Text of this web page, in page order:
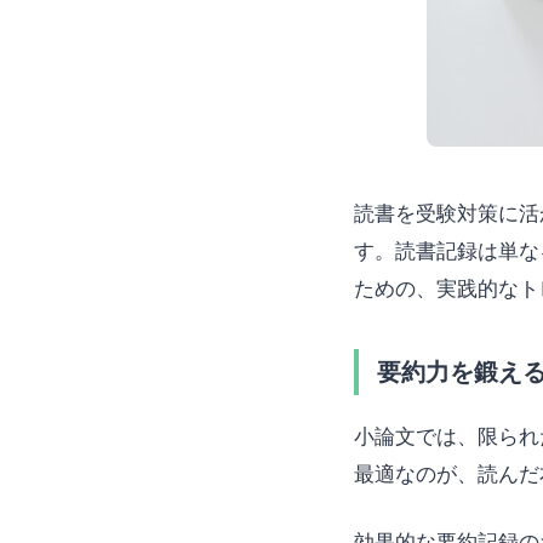
読書を受験対策に
す。読書記録は単
ための、実践的な
要約力を鍛え
小論文では、限ら
最適なのが、読ん